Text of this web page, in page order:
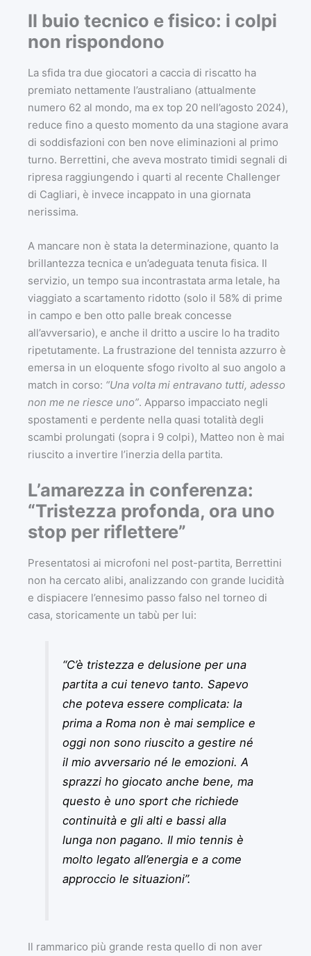
Il buio tecnico e fisico: i colpi
non rispondono
La sfida tra due giocatori a caccia di riscatto ha
premiato nettamente l’australiano (attualmente
numero 62 al mondo, ma ex top 20 nell’agosto 2024),
reduce fino a questo momento da una stagione avara
di soddisfazioni con ben nove eliminazioni al primo
turno. Berrettini, che aveva mostrato timidi segnali di
ripresa raggiungendo i quarti al recente Challenger
di Cagliari, è invece incappato in una giornata
nerissima.
A mancare non è stata la determinazione, quanto la
brillantezza tecnica e un’adeguata tenuta fisica. Il
servizio, un tempo sua incontrastata arma letale, ha
viaggiato a scartamento ridotto (solo il 58% di prime
in campo e ben otto palle break concesse
all’avversario), e anche il dritto a uscire lo ha tradito
ripetutamente. La frustrazione del tennista azzurro è
emersa in un eloquente sfogo rivolto al suo angolo a
match in corso: “Una volta mi entravano tutti, adesso
non me ne riesce uno”. Apparso impacciato negli
spostamenti e perdente nella quasi totalità degli
scambi prolungati (sopra i 9 colpi), Matteo non è mai
riuscito a invertire l’inerzia della partita.
L’amarezza in conferenza:
“Tristezza profonda, ora uno
stop per riflettere”
Presentatosi ai microfoni nel post-partita, Berrettini
non ha cercato alibi, analizzando con grande lucidità
e dispiacere l’ennesimo passo falso nel torneo di
casa, storicamente un tabù per lui:
“C’è tristezza e delusione per una
partita a cui tenevo tanto. Sapevo
che poteva essere complicata: la
prima a Roma non è mai semplice e
oggi non sono riuscito a gestire né
il mio avversario né le emozioni. A
sprazzi ho giocato anche bene, ma
questo è uno sport che richiede
continuità e gli alti e bassi alla
lunga non pagano. Il mio tennis è
molto legato all’energia e a come
approccio le situazioni”.
Il rammarico più grande resta quello di non aver